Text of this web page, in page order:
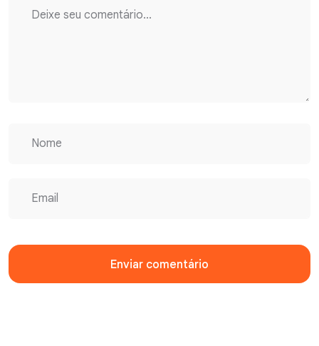
Enviar comentário